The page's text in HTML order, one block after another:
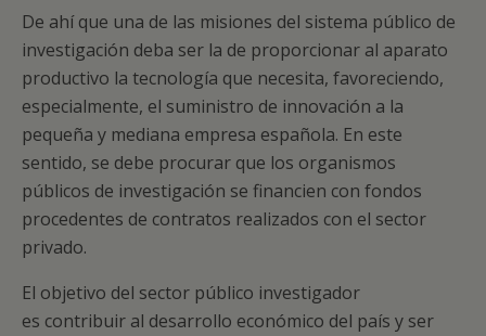
De ahí que una de las misiones del sistema público de
investigación deba ser la de proporcionar al aparato
productivo la tecnología que necesita, favoreciendo,
especialmente, el suministro de innovación a la
pequeña y mediana empresa española. En este
sentido, se debe procurar que los organismos
públicos de investigación se financien con fondos
procedentes de contratos realizados con el sector
privado.
El objetivo del sector público investigador
es contribuir al desarrollo económico del país y ser